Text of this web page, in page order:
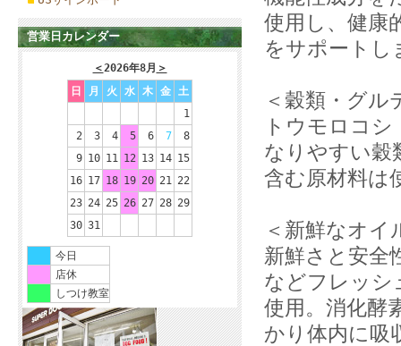
営業日カレンダー
＜2026年8月 ＞
日
月 火 水 木 金
土
1
2
3 4 5 6 7
8
9 10 11 12 13 14 15
16 17 18 19 20 21 22
23 24 25 26 27 28 29
30 31
今日
店休
しつけ教室
使用し、健康
をサポートし
＜穀類・グル
トウモロコ
なりやすい穀
含む原材料は
＜新鮮なオイ
新鮮さと安全
などフレッシ
使用。消化酵
かり体内に吸